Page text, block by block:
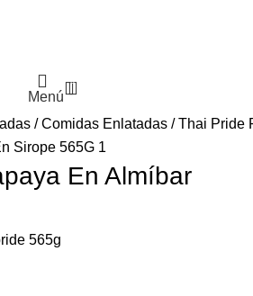
Menú
0
Comidas Enlatadas Thai Pride
En Almíbar
565g